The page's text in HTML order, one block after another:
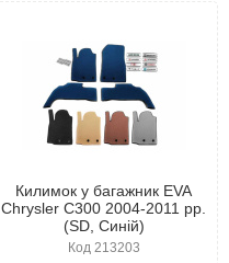
Килимок у багажник EVA
Chrysler C300 2004-2011 рр.
(SD, Синій)
Код 213203